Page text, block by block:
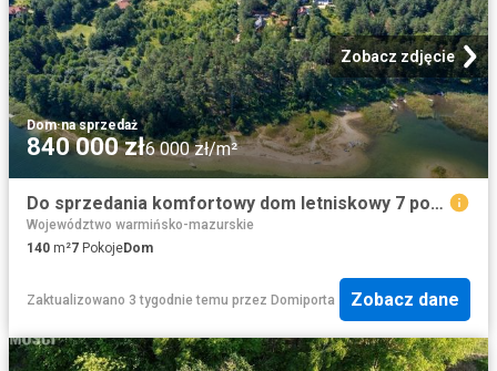
Zobacz zdjęcie
Dom·na sprzedaż
840 000 zł6 000 zł/m²
Do sprzedania komfortowy dom letniskowy 7 pokoi w Nartach
Województwo warmińsko-mazurskie
140 m²7 PokojeDom
Zaktualizowano 3 tygodnie temu przez Domiporta Zobacz dane